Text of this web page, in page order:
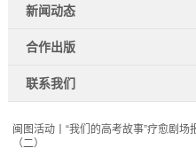
新闻动态
合作出版
联系我们
闽图活动丨“我们的高考故事”疗愈剧
（二）